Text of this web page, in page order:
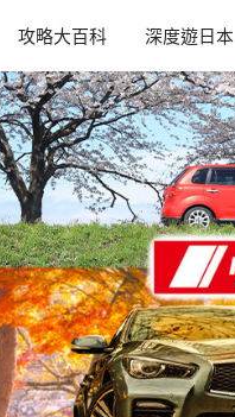
攻略大百科 深度遊日本